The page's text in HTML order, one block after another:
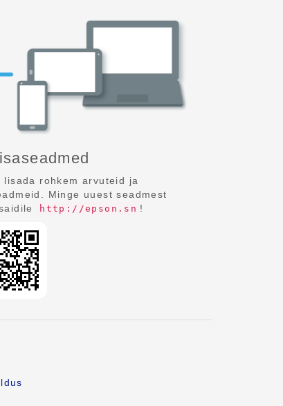
lisada rohkem arvuteid ja
Minge uuest seadmest
http://epson.sn !